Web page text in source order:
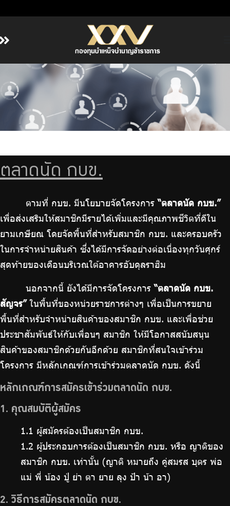
เกี่ยวกับ กบข.
บริการสมาชิก
ลงทุน
รายงานผลการดำเนินงาน
จัดซื้อจัดจ้าง
บริการเจ้าหน้าที่ส่วนราชการ
ร่วมงานกับเรา
ติดต่อเรา
ไทย | Eng
ตลาดนัด กบข.
ตามที่ กบข. มีนโยบายจัดโครงการ“ตลาดนัด กบข.”
เพื่อส่งเสริมให้สมาชิกมีรายได้เพิ่มและมีคุณภาพชีวิตที่ดีใน
ยามเกษียณ โดยจัดพื้นที่สำหรับสมาชิก กบข. และครอบครัว
ในการจำหน่ายสินค้า ซึ่งได้มีการจัดอย่างต่อเนื่องทุกวันศุกร์
สุดท้ายของเดือนบริเวณใต้อาคารอับดุลราฮิม
นอกจากนี้ ยังได้มีการจัดโครงการ“ตลาดนัด กบข.
สัญจร”ในพื้นที่ของหน่วยราชการต่างๆ เพื่อเป็นการขยาย
พื้นที่สำหรับจำหน่ายสินค้าของสมาชิก กบข. และเพื่อช่วย
ประชาสัมพันธ์ให้กับเพื่อนๆ สมาชิก ให้มีโอกาสสนับสนุน
สินค้าของสมาชิกด้วยกันอีกด้วย สมาชิกที่สนใจเข้าร่วม
โครงการ มีหลักเกณฑ์การเข้าร่วมตลาดนัด กบข. ดังนี้
หลักเกณฑ์การสมัครเข้าร่วมตลาดนัด กบข.
1. คุณสมบัติผู้สมัคร
1.1 ผู้สมัครต้องเป็นสมาชิก กบข.
1.2 ผู้ประกอบการต้องเป็นสมาชิก กบข. หรือ ญาติของ
สมาชิก กบข. เท่านั้น (ญาติ หมายถึง คู่สมรส บุตร พ่อ
แม่ พี่ น้อง ปู่ ย่า ตา ยาย ลุง ป้า น้า อา)
2. วิธีการสมัครตลาดนัด กบข.